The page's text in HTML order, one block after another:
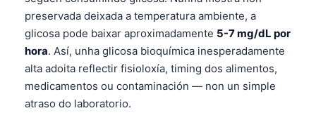
preservada deixada a temperatura ambiente, a
glicosa pode baixar aproximadamente 5-7 mg/dL por
hora. Así, unha glicosa bioquímica inesperadamente
alta adoita reflectir fisioloxía, timing dos alimentos,
medicamentos ou contaminación — non un simple
atraso do laboratorio.